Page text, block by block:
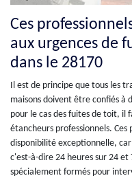
Ces
aux urgences de
dans le 28170
Il est de principe que tous les
maisons doivent être confiés à
pour le cas des fuites de toit, il
étancheurs professionnels.
disponibilité exceptionnelle,
c'est-à-dire 24 heures sur 24 et
spécialement formés pour